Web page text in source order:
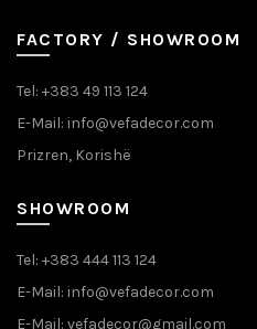
FACTORY / SHOWROOM
Tel: +383 49 113 124
E-Mail: info@vefadecor.com
Prizren, Korishë
SHOWROOM
Tel: +383 444 113 124
E-Mail: info@vefadecor.com
E-Mail: vefadecor@gmail.com